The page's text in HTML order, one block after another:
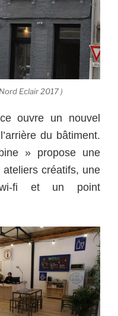
Eclair 2017 )
ouvre un nouvel
du bâtiment.
» propose une
créatifs, une
fi et un point